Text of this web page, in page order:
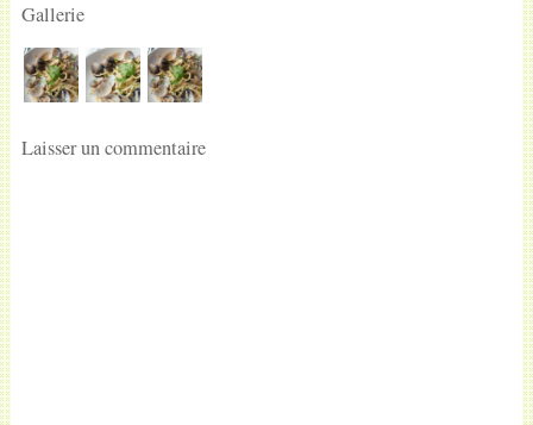
Gallerie
Laisser un commentaire